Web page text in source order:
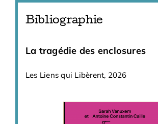
Bibliographie
La tragédie des enclosures
Les Liens qui Libèrent, 2026